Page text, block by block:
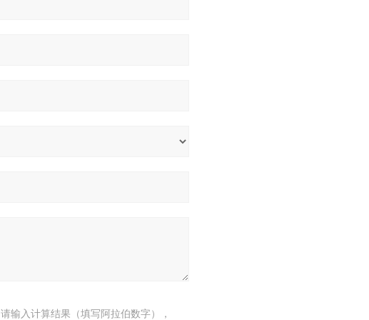
请输入计算结果（填写阿拉伯数字），